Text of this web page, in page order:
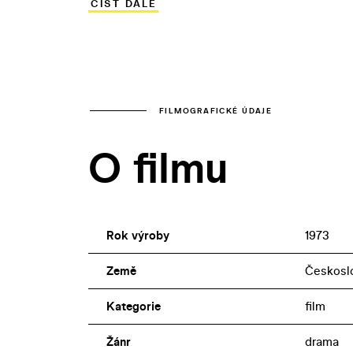
V tendenčně pojatém příběhu nakonec
ČÍST DÁLE
FILMOGRAFICKÉ ÚDAJE
O filmu
Rok výroby 1973
Země
Kategorie film
Žánr drama